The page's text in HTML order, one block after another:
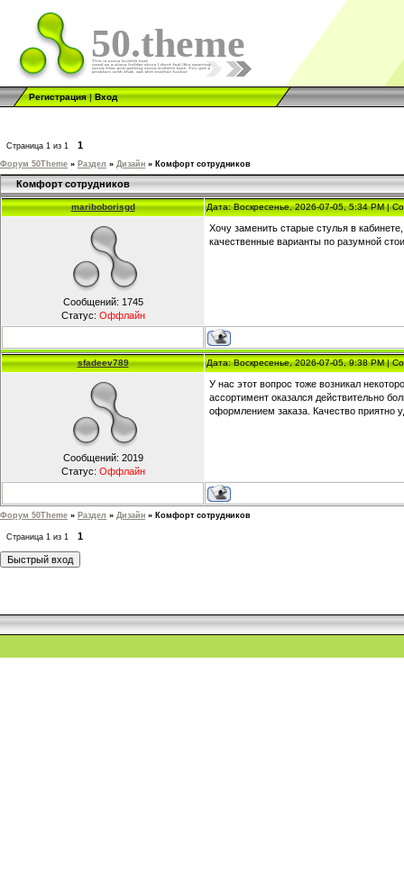
50.theme
Регистрация|Вход
Страница 1 из 1 1
Форум 50Theme » Раздел » Дизайн » Комфорт сотрудников
Комфорт сотрудников
mariboborisgd Дата: Воскресенье, 2026-07-05, 5:34 PM |
Сообщений: 1745
Статус: Оффлайн
Хочу заменить старые стулья в
качественные варианты по разумной
sfadeev789 Дата: Воскресенье, 2026-07-05, 9:38 PM |
Сообщений: 2019
Статус: Оффлайн
У нас этот вопрос тоже возникал
ассортимент оказался действительно
оформлением заказа. Качество приятно
Форум 50Theme » Раздел » Дизайн » Комфорт сотрудников
Страница 1 из 1 1